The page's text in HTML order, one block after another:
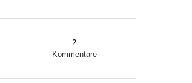
2
Kommentare